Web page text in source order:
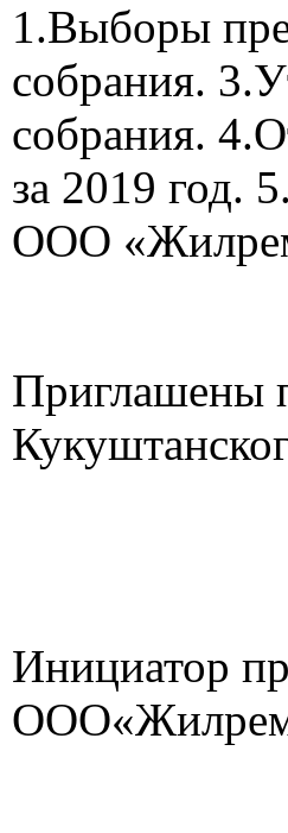
1.Выборы
собрания.
собрания.
за 2019 год.
ООО
Приглашены
Инициатор